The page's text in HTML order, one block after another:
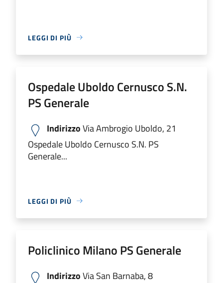
LEGGI DI PIÙ
Ospedale Uboldo Cernusco S.N.
PS Generale
IndirizzoVia Ambrogio Uboldo, 21
Ospedale Uboldo Cernusco S.N. PS
Generale...
LEGGI DI PIÙ
Policlinico Milano PS Generale
IndirizzoVia San Barnaba, 8